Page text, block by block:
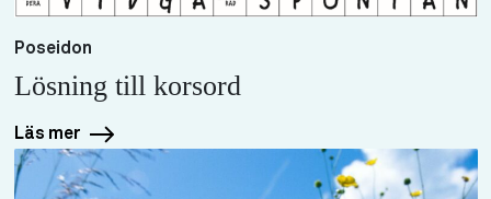
Poseidon
Lösning till korsord
Läs mer